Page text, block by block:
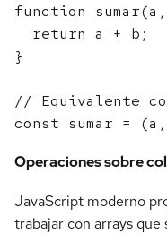
function
  return a + b;
}
// Equivalente
Operaciones sobre
JavaScript moderno
trabajar con arrays